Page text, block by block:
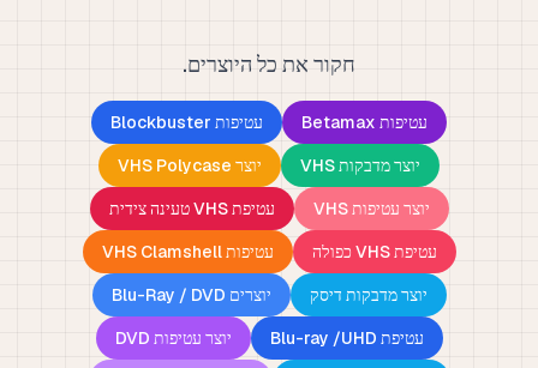
חקור את כל היוצרים.
עטיפות Betamax
עטיפות Blockbuster
יוצר מדבקות VHS
יוצר VHS Polycase
יוצר עטיפות VHS
עטיפת VHS טעינה צידית
עטיפת VHS כפולה
עטיפות VHS Clamshell
יוצר מדבקות דיסק
יוצרים Blu-Ray / DVD
עטיפת Blu-ray /UHD
יוצר עטיפות DVD